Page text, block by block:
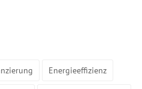
Energieeffizienz